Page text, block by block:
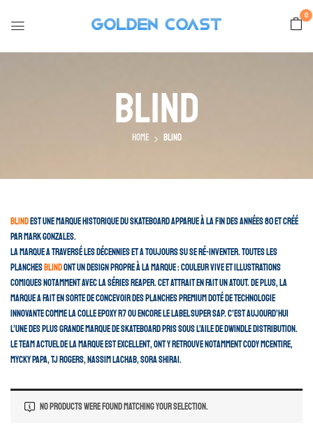
0
Blind
Home Blind
Blind est une marque historique du skateboard apparue à la fin des années 80 et créé
par Mark Gonzales.
La marque a traversé les décennies et a toujours su se ré-inventer. Toutes les
planches Blindont un design propre à la marque : couleur vive et illustrations
comiques notamment avec la séries reaper. Cet attrait en fait un atout. De plus, la
marque a fait en sorte de concevoir des planches premium doté de technologie
innovante comme la colle Epoxy R7 ou encore le label Super Sap.C’est aujourd’hui
l’une des plus grande marque de skateboard pris sous l’aile de Dwindle Distribution.
Le team actuel de la marque est excellent, ont y retrouve notamment Cody Mcentire,
Mycky Papa, TJ Rogers, Nassim Lachab, Sora Shirai.
No Products Were Found Matching Your Selection.